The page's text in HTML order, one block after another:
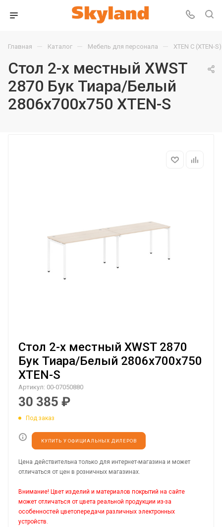
Главная — Каталог — Мебель для персонала — XTEN С (XTEN-S)
Стол 2-х местный XWST
2870 Бук Тиара/Белый
2806х700х750 XTEN-S
Стол 2-х местный XWST 2870
Бук Тиара/Белый 2806х700х750
XTEN-S
Артикул: 00-07050880
30 385 ₽
Под заказ
КУПИТЬ У ОФИЦИАЛЬНЫХ ДИЛЕРОВ
Цена действительна только для интернет-магазина и может
отличаться от цен в розничных магазинах.
Внимание! Цвет изделий и материалов покрытий на сайте
может отличаться от цвета реальной продукции из-за
особенностей цветопередачи различных электронных
устройств.